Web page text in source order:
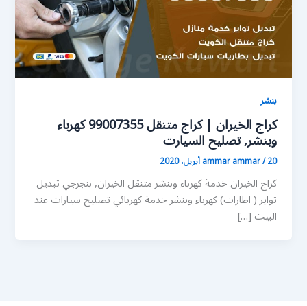
بنشر
كراج الخيران | كراج متنقل 99007355 كهرباء
وبنشر, تصليح السيارت
ammar ammar/20 أبريل، 2020
كراج الخيران خدمة كهرباء وبنشر متنقل الخيران, بنجرجي تبديل
تواير ( اطارات) كهرباء وبنشر خدمة كهربائي تصليح سيارات عند
البيت […]